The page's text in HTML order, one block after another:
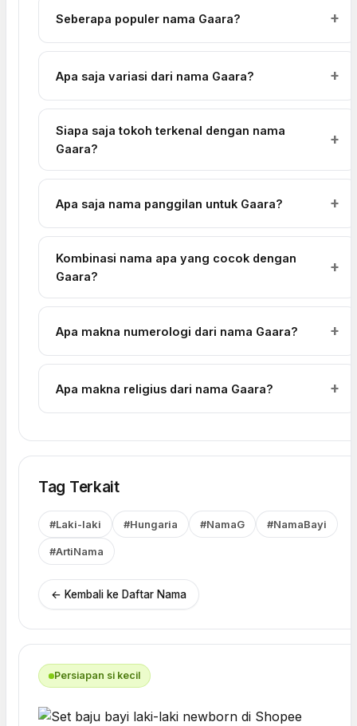
Seberapa populer nama Gaara?
Apa saja variasi dari nama Gaara?
Siapa saja tokoh terkenal dengan nama
Gaara?
Apa saja nama panggilan untuk Gaara?
Kombinasi nama apa yang cocok dengan
Gaara?
Apa makna numerologi dari nama Gaara?
Apa makna religius dari nama Gaara?
Tag Terkait
#Laki-laki #Hungaria #NamaG #NamaBayi
#ArtiNama
← Kembali ke Daftar Nama
Persiapan si kecil